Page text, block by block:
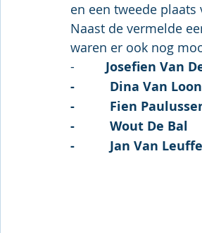
en een tweede plaats
Naast de vermelde
waren er ook nog
Josefien Van De
-          Dina Van Loon
-          Fien Paulussen
-          Wout De Bal
-          Jan Van Leuffelen